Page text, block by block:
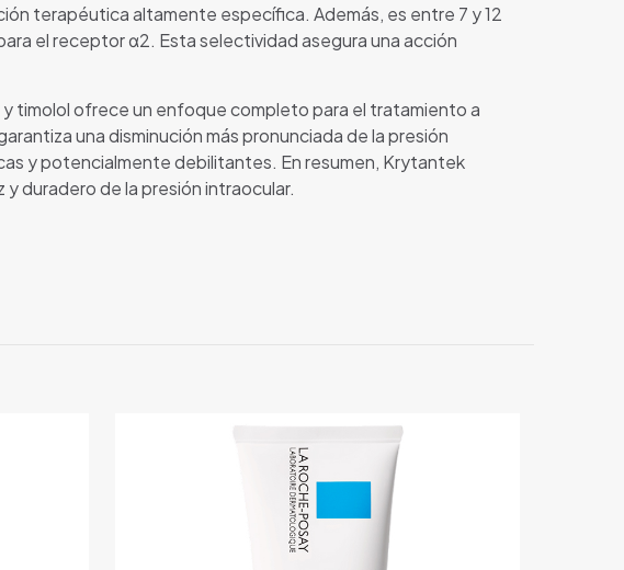
terapéutica altamente específica. Además, es entre 7 y 12
el receptor α2. Esta selectividad asegura una acción
timolol ofrece un enfoque completo para el tratamiento a
una disminución más pronunciada de la presión
y potencialmente debilitantes. En resumen, Krytantek
duradero de la presión intraocular.